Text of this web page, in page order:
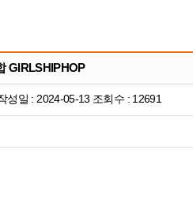
GIRLSHIPHOP
성일 : 2024-05-13 조회수 : 12691